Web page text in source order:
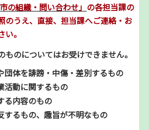
市の組織・問い合わせ」 の各担当課の
のうえ、直接、担当課へご連絡・お
。
のについてはお受けできません。
団体を誹謗・中傷・差別するもの
活動に関するもの
る内容のもの
るもの、 趣旨が不明なもの